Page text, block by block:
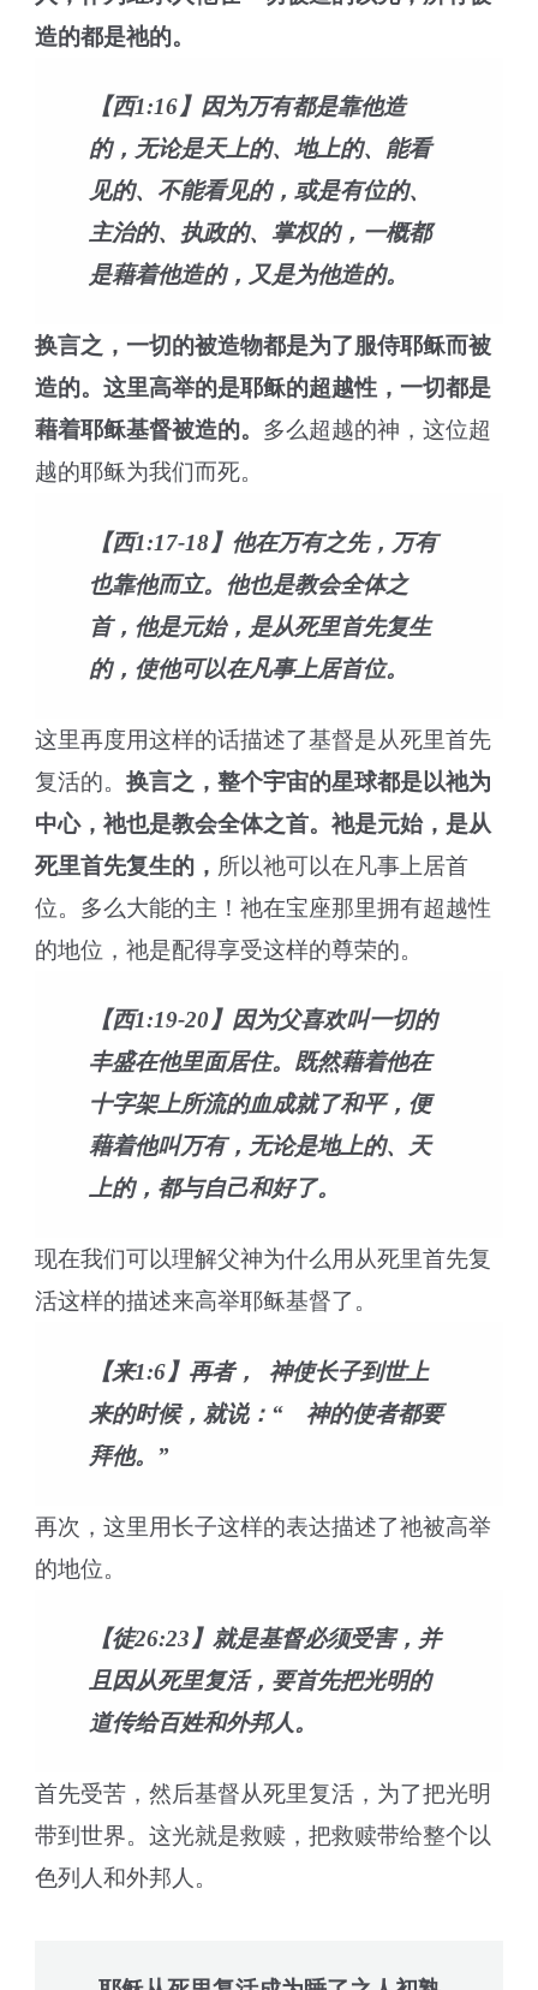
造的都是祂的。
【西1:16】因为万有都是靠他造
的，无论是天上的、地上的、能看
见的、不能看见的，或是有位的、
主治的、执政的、掌权的，一概都
是藉着他造的，又是为他造的。
换言之，一切的被造物都是为了服侍耶稣而被
造的。这里高举的是耶稣的超越性，一切都是
藉着耶稣基督被造的。 多么超越的神，这位超
越的耶稣为我们而死。
【西1:17-18】他在万有之先，万有
也靠他而立。他也是教会全体之
首，他是元始，是从死里首先复生
的，使他可以在凡事上居首位。
这里再度用这样的话描述了基督是从死里首先
复活的。换言之，整个宇宙的星球都是以祂为
中心，祂也是教会全体之首。祂是元始，是从
死里首先复生的， 所以祂可以在凡事上居首
位。多么大能的主！祂在宝座那里拥有超越性
的地位，祂是配得享受这样的尊荣的。
【西1:19-20】因为父喜欢叫一切的
丰盛在他里面居住。既然藉着他在
十字架上所流的血成就了和平，便
藉着他叫万有，无论是地上的、天
上的，都与自己和好了。
现在我们可以理解父神为什么用从死里首先复
活这样的描述来高举耶稣基督了。
【来1:6】再者， 神使长子到世上
来的时候，就说：“ 神的使者都要
拜他。”
再次，这里用长子这样的表达描述了祂被高举
的地位。
【徒26:23】就是基督必须受害，并
且因从死里复活，要首先把光明的
道传给百姓和外邦人。
首先受苦，然后基督从死里复活，为了把光明
带到世界。这光就是救赎，把救赎带给整个以
色列人和外邦人。